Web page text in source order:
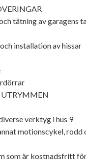
tätning av garagens
installation av hissar
verktyg i hus 9
motionscykel, rodd
som är kostnadsfritt